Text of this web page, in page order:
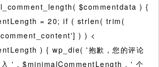
$commentdata ) {
= 20; if ( strlen( trim(
) ) <
) { wp_die( '抱歉，您的评论
入 ' . $minimalCommentLength . ' 个